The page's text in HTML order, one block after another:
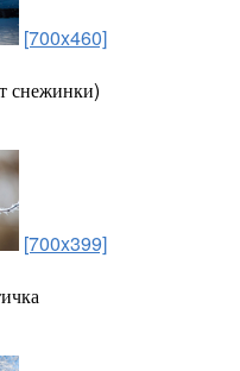
[700x460]
снежинки)
[700x399]